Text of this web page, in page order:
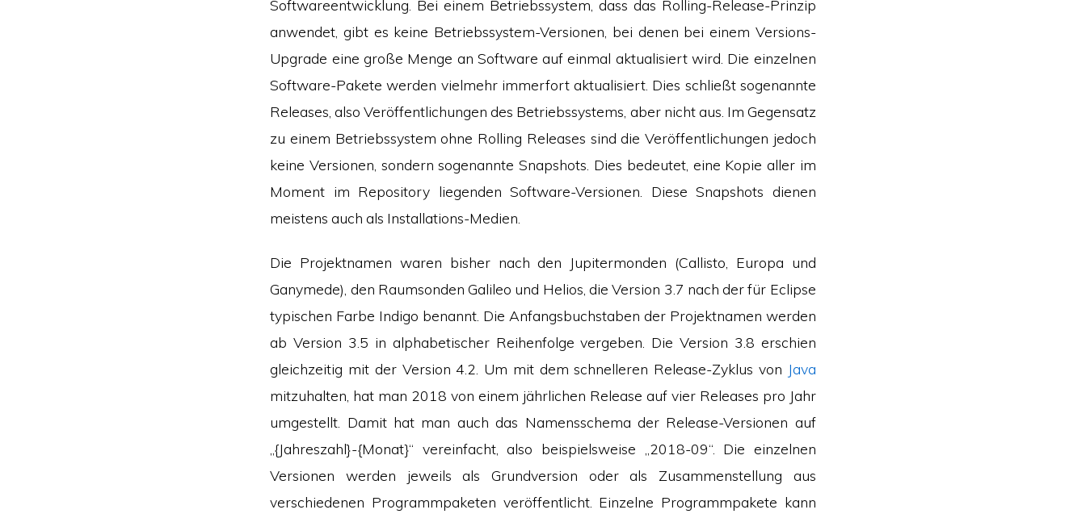
Softwareentwicklung. Bei einem Betriebssystem, dass das Rolling-Release-Prinzip
anwendet, gibt es keine Betriebssystem-Versionen, bei denen bei einem Versions-
Upgrade eine große Menge an Software auf einmal aktualisiert wird. Die einzelnen
Software-Pakete werden vielmehr immerfort aktualisiert. Dies schließt sogenannte
Releases, also Veröffentlichungen des Betriebssystems, aber nicht aus. Im Gegensatz
zu einem Betriebssystem ohne Rolling Releases sind die Veröffentlichungen jedoch
keine Versionen, sondern sogenannte Snapshots. Dies bedeutet, eine Kopie aller im
Moment im Repository liegenden Software-Versionen. Diese Snapshots dienen
meistens auch als Installations-Medien.
Die Projektnamen waren bisher nach den Jupitermonden (Callisto, Europa und
Ganymede), den Raumsonden Galileo und Helios, die Version 3.7 nach der für Eclipse
typischen Farbe Indigo benannt. Die Anfangsbuchstaben der Projektnamen werden
ab Version 3.5 in alphabetischer Reihenfolge vergeben. Die Version 3.8 erschien
gleichzeitig mit der Version 4.2. Um mit dem schnelleren Release-Zyklus von Java
mitzuhalten, hat man 2018 von einem jährlichen Release auf vier Releases pro Jahr
umgestellt. Damit hat man auch das Namensschema der Release-Versionen auf
„{Jahreszahl}-{Monat}“ vereinfacht, also beispielsweise „2018-09“. Die einzelnen
Versionen werden jeweils als Grundversion oder als Zusammenstellung aus
verschiedenen Programmpaketen veröffentlicht. Einzelne Programmpakete kann